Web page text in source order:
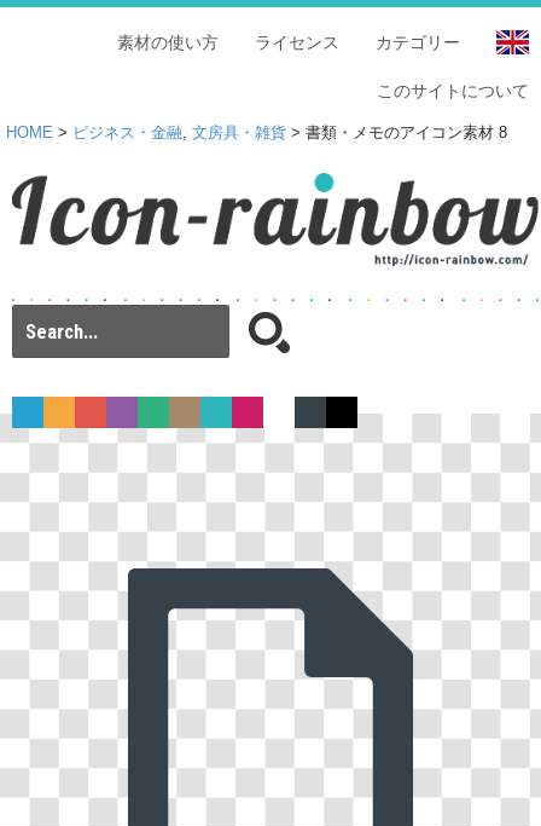
カテゴリー
ライセンス
素材の使い方
このサイトについて
HOME > ビジネス・金融, 文房具・雑貨 > 書類・メモのアイコン素材 8